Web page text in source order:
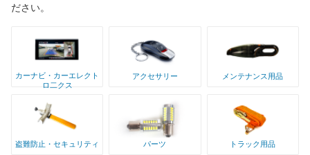
ださい。
カーナビ・カーエレクト
ロ二クス
アクセサリー メンテナンス用品
盗難防止・セキュリティ パーツ トラック用品